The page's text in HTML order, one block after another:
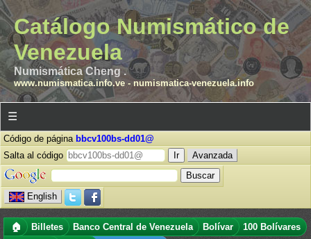
Catálogo Numismático de
Venezuela
Numismática Cheng .
www.numismatica.info.ve- numismatica-venezuela.info
☰
Código de página bbcv100bs-dd01@
Salta al código
Avanzada
English
🏠 Billetes Banco Central de Venezuela Bolívar
100 Bolívares